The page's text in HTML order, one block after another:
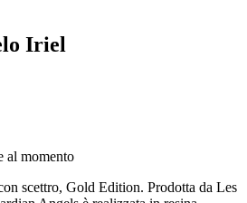
Iriel
scettro, Gold Edition. Prodotta da Les